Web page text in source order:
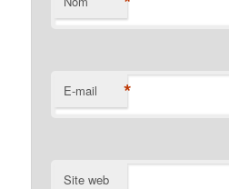
E-mail *
Site web